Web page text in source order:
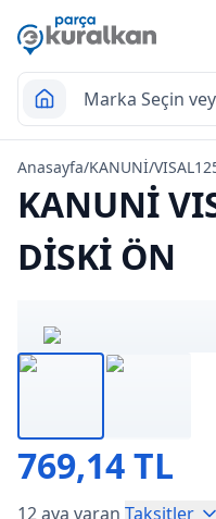
Anasayfa/KANUNİ/
KANUNİ
DİSKİ ÖN
769,14 TL
12 aya varan Taksitler